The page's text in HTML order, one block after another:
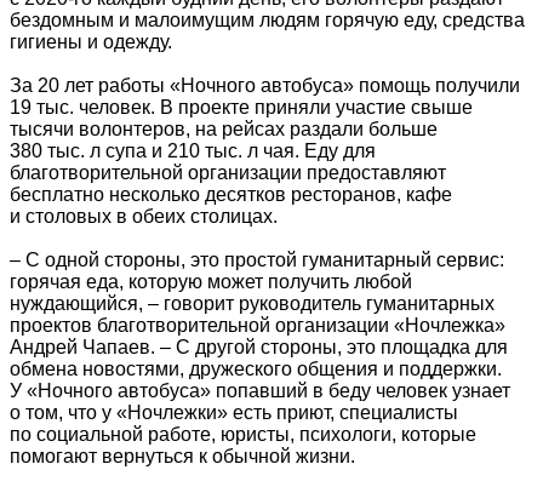
бездомным и малоимущим людям горячую еду, средства
гигиены и одежду.
За 20 лет работы «Ночного автобуса» помощь получили
19 тыс. человек. В проекте приняли участие свыше
тысячи волонтеров, на рейсах раздали больше
380 тыс. л супа и 210 тыс. л чая. Еду для
благотворительной организации предоставляют
бесплатно несколько десятков ресторанов, кафе
и столовых в обеих столицах.
– С одной стороны, это простой гуманитарный сервис:
горячая еда, которую может получить любой
нуждающийся, – говорит руководитель гуманитарных
проектов благотворительной организации «Ночлежка»
Андрей Чапаев. – С другой стороны, это площадка для
обмена новостями, дружеского общения и поддержки.
У «Ночного автобуса» попавший в беду человек узнает
о том, что у «Ночлежки» есть приют, специалисты
по социальной работе, юристы, психологи, которые
помогают вернуться к обычной жизни.